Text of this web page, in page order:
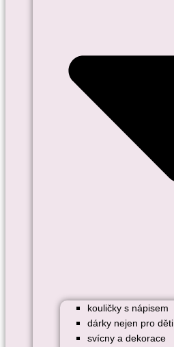
kouličky s nápisem
dárky nejen pro děti
svícny a dekorace